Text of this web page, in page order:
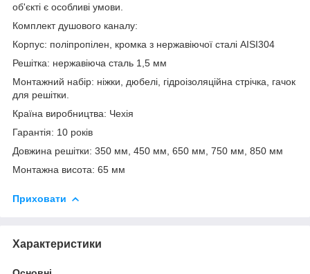
об'єкті є особливі умови.
Комплект душового каналу:
Корпус: поліпропілен, кромка з нержавіючої сталі AISI304
Решітка: нержавіюча сталь 1,5 мм
Монтажний набір: ніжки, дюбелі, гідроізоляційна стрічка, гачок
для решітки.
Країна виробництва: Чехія
Гарантія: 10 років
Довжина решітки: 350 мм, 450 мм, 650 мм, 750 мм, 850 мм
Монтажна висота: 65 мм
Приховати
Характеристики